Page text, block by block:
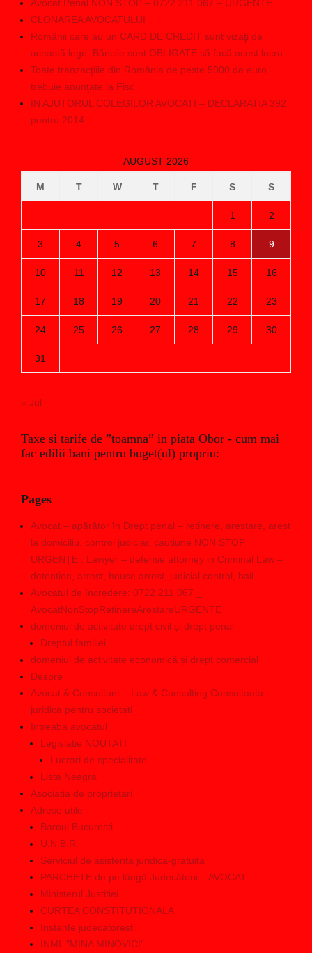
Avocat Penal NON STOP – 0722 211 067 – URGENTE
CLONAREA AVOCATULUI
Românii care au un CARD DE CREDIT sunt vizaţi de
această lege. Băncile sunt OBLIGATE să facă acest lucru
Toate tranzacţiile din România de peste 5000 de euro
trebuie anunţate la Fisc
IN AJUTORUL COLEGILOR AVOCATI – DECLARATIA 392
pentru 2014
AUGUST 2026
M T W T F S S
1 2
3 4 5 6 7 8 9
10 11 12 13 14 15 16
17 18 19 20 21 22 23
24 25 26 27 28 29 30
31
« Jul
Taxe si tarife de ”toamna” in piata Obor - cum mai
fac edilii bani pentru buget(ul) propriu:
Pages
Avocat – apărător în Drept penal – retinere, arestare, arest
la domiciliu, control judiciar, cautiune NON STOP
URGENȚE . Lawyer – defense attorney in Criminal Law –
detention, arrest, house arrest, judicial control, bail
Avocatul de încredere: 0722 211 067 _
AvocatNonStopRetinereArestareURGENTE
domeniul de activitate drept civil și drept penal
Dreptul familiei
domeniul de activitate economică și drept comercial
Despre
Avocat & Consultant – Law & Consulting Consultanta
juridica pentru societati
Intreaba avocatul
Legislatie NOUTATI
Lucrari de specialitate
Lista Neagra
Asociatia de proprietari
Adrese utile
Baroul Bucuresti
U.N.B.R.
Serviciul de asistenta juridica-gratuita
PARCHETE de pe lângă Judecătorii – AVOCAT
Ministerul Justitiei
CURTEA CONSTITUTIONALA
Instante judecatoresti
INML ”MINA MINOVICI”